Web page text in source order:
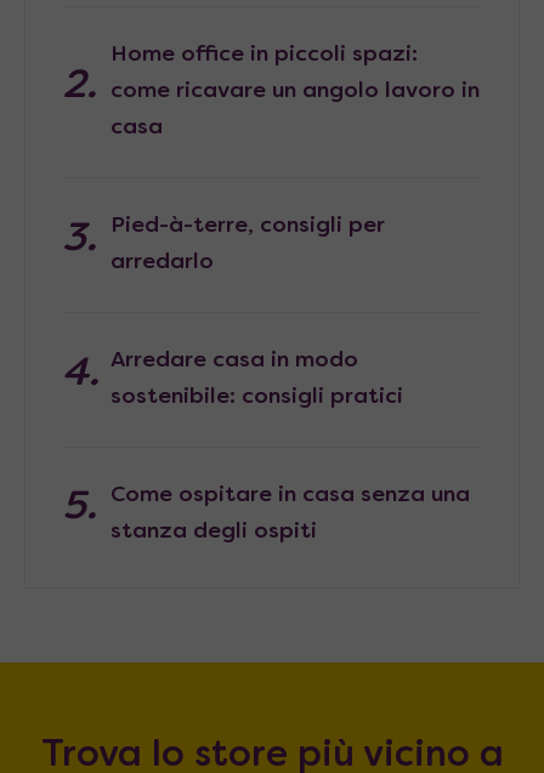
Home office in piccoli spazi:
come ricavare un angolo lavoro in
casa
Pied-à-terre, consigli per
arredarlo
Arredare casa in modo
sostenibile: consigli pratici
Come ospitare in casa senza una
stanza degli ospiti
Trova lo store più vicino a